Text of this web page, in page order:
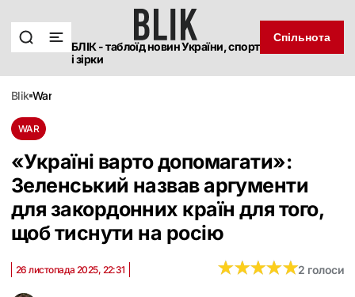
БЛІК - таблоїд новин України, спорт
і зірки
Спільнота
blik war
WAR
«Україні варто допомагати»:
Зеленський назвав аргументи
для закордонних країн для того,
щоб тиснути на росію
26 листопада 2025, 22:31 ★★★★★
★★★★★2 голоси